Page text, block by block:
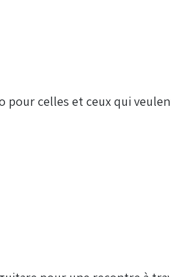
pour celles et ceux qui